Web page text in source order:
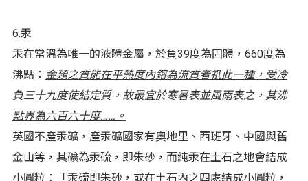
6.汞
汞在常溫為唯一的液體金屬，於負39度為固體，660度為
沸點： 金類之質能在平熱度內鎔為流質者祇此一種，受冷
負三十九度使結定質，故最宜於寒暑表並風雨表之，其沸
點界為六百六十度……。
英國不產汞礦，產汞礦國家有奧地里、西班牙、中國與舊
金山等，其礦為汞硫，即朱砂，而純汞在土石之地會結成
小圓粒：「汞硫即朱砂，或在土石內之四處結成小圓粒，